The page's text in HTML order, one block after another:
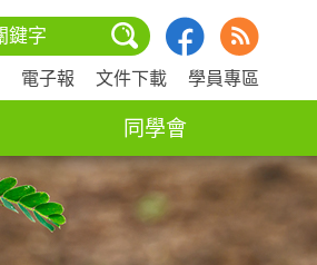
電子報 文件下載 學員專區
同學會